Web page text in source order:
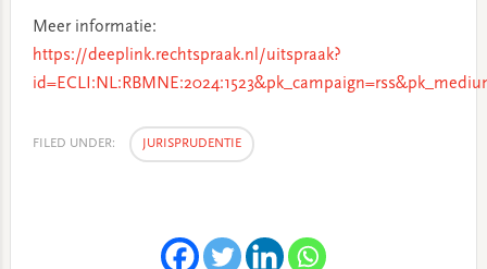
Meer informatie:
https://deeplink.rechtspraak.nl/uitspraak?
FILED UNDER: JURISPRUDENTIE